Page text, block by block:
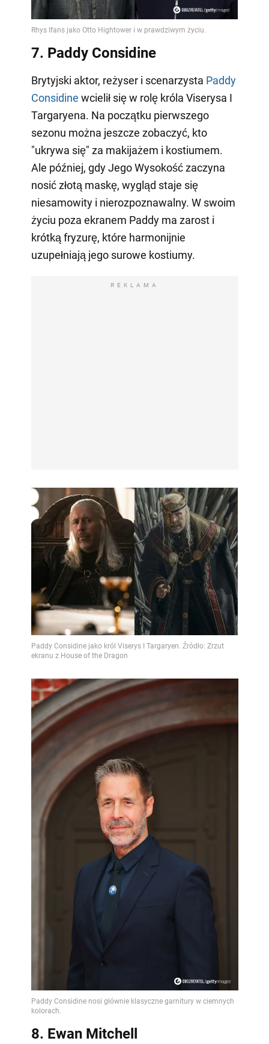
7. Paddy Considine
Brytyjski aktor, reżyser i scenarzysta Paddy
Considine wcielił się w rolę króla Viserysa I
Targaryena. Na początku pierwszego
sezonu można jeszcze zobaczyć, kto
"ukrywa się" za makijażem i kostiumem.
Ale później, gdy Jego Wysokość zaczyna
nosić złotą maskę, wygląd staje się
niesamowity i nierozpoznawalny. W swoim
życiu poza ekranem Paddy ma zarost i
krótką fryzurę, które harmonijnie
uzupełniają jego surowe kostiumy.
REKLAMA
8. Ewan Mitchell